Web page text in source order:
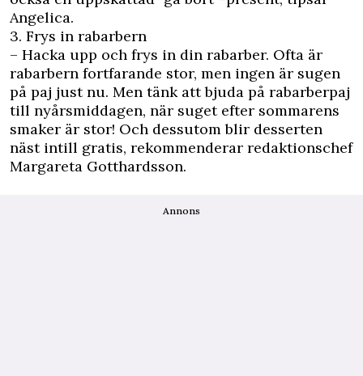
Angelica.
3. Frys in rabarbern
– Hacka upp och frys in din rabarber. Ofta är
rabarbern fortfarande stor, men ingen är sugen
på paj just nu. Men tänk att bjuda på rabarberpaj
till nyårsmiddagen, när suget efter sommarens
smaker är stor! Och dessutom blir desserten
näst intill gratis, rekommenderar redaktionschef
Margareta Gotthardsson.
Annons